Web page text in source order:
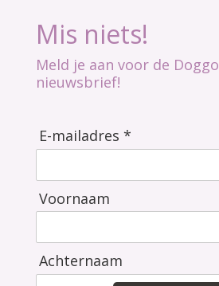
Mis niets!
Meld je aan voor de Doggo
nieuwsbrief!
E-mailadres *
Voornaam
Achternaam